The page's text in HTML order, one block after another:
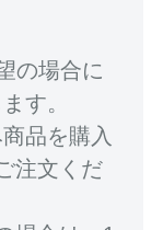
の場合に
す。
品を購入
注文くだ